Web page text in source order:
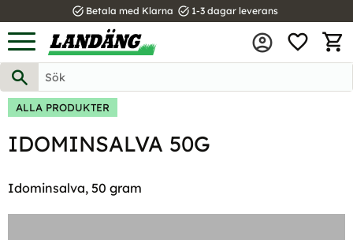
Meny
task_alt Betala med Klarna task_alt 1-3 dagar leverans
ALLA PRODUKTER
IDOMINSALVA 50G
Idominsalva, 50 gram